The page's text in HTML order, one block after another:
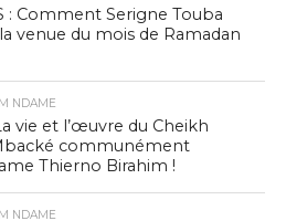
: Comment Serigne Touba
venue du mois de Ramadan
NDAME
vie et l’œuvre du Cheikh
communément
Thierno Birahim !
NDAME